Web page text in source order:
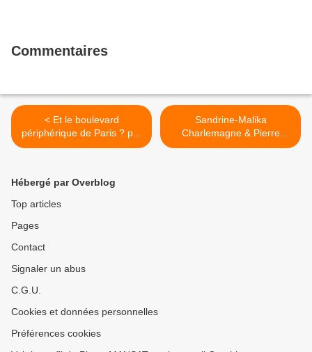
Commentaires
< Et le boulevard
périphérique de Paris ? par
Bernard Landau
Sandrine-Malika
Charlemagne & Pierre
Mansat témoignent de la
Hébergé par Overblog
Top articles
Pages
Contact
Signaler un abus
C.G.U.
Cookies et données personnelles
Préférences cookies